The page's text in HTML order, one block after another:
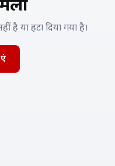
या हटा दिया गया है।